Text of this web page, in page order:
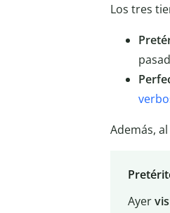
Los tres
Además,
Ayer